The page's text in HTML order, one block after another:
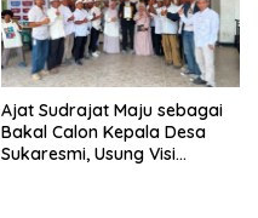
Ajat Sudrajat Maju sebagai
Bakal Calon Kepala Desa
Sukaresmi, Usung Visi